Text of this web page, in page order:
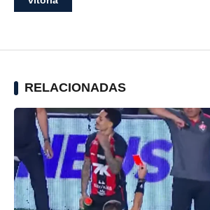
RELACIONADAS